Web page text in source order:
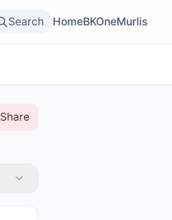
Search HomeBKOneMurlis
Share